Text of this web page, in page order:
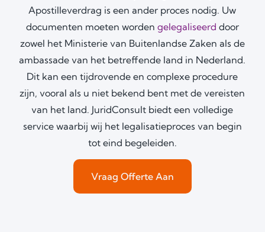
Apostilleverdrag is een ander proces nodig. Uw
documenten moeten worden gelegaliseerd door
zowel het Ministerie van Buitenlandse Zaken als de
ambassade van het betreffende land in Nederland.
Dit kan een tijdrovende en complexe procedure
zijn, vooral als u niet bekend bent met de vereisten
van het land. JuridConsult biedt een volledige
service waarbij wij het legalisatieproces van begin
tot eind begeleiden.
Vraag Offerte Aan